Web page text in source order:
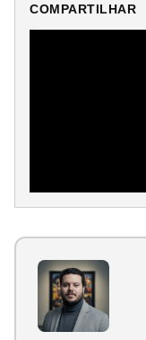
COMPARTILHAR